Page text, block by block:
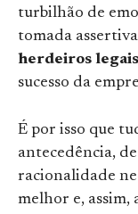
turbilhão de
tomada
herdeiros legais
sucesso da
É por isso que
antecedência,
racionalidade
melhor e, assim,